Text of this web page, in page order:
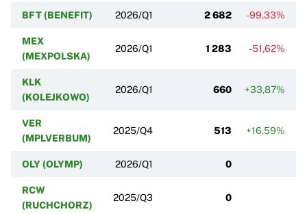
BFT (BENEFIT) 2026/Q1 2 682 -99,33%
MEX
(MEXPOLSKA)
2026/Q1 1 283 -51,62%
KLK
(KOLEJKOWO)
2026/Q1 660 +33,87%
VER
(MPLVERBUM)
2025/Q4 513 +16,59%
OLY (OLYMP) 2026/Q1 0
RCW
(RUCHCHORZ)
2025/Q3 0